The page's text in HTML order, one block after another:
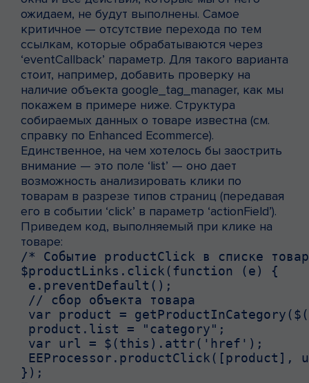
ожидаем, не будут выполнены. Самое
критичное — отсутствие перехода по тем
ссылкам, которые обрабатываются через
‘eventCallback’ параметр. Для такого варианта
стоит, например, добавить проверку на
наличие объекта google_tag_manager, как мы
покажем в примере ниже. Структура
собираемых данных о товаре известна (см.
справку по Enhanced Ecommerce).
Единственное, на чем хотелось бы заострить
внимание — это поле ‘list’ — оно дает
возможность анализировать клики по
товарам в разрезе типов страниц (передавая
его в событии ‘click’ в параметр ‘actionField’).
Приведем код, выполняемый при клике на
товаре:
/* Событие productClick в списке
$productLinks.click(function (e) {
e.preventDefault();
// сбор объекта товара
var product =
product.list = "category";
var url = $(this).attr('href');
EEProcessor.productClick([product],
});